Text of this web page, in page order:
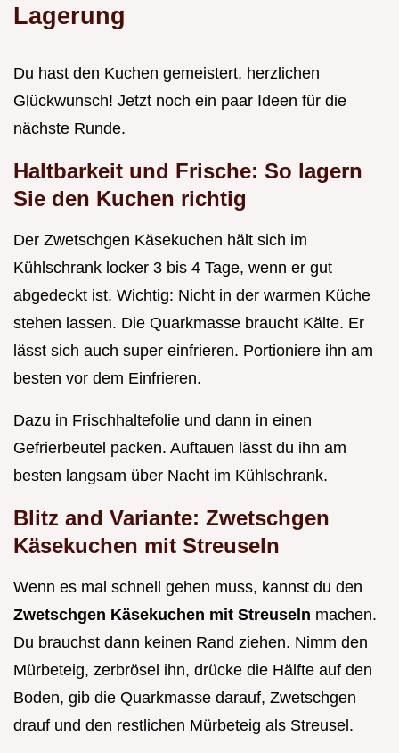
Lagerung
Du hast den Kuchen gemeistert, herzlichen
Glückwunsch! Jetzt noch ein paar Ideen für die
nächste Runde.
Haltbarkeit und Frische: So lagern
Sie den Kuchen richtig
Der Zwetschgen Käsekuchen hält sich im
Kühlschrank locker 3 bis 4 Tage, wenn er gut
abgedeckt ist. Wichtig: Nicht in der warmen Küche
stehen lassen. Die Quarkmasse braucht Kälte. Er
lässt sich auch super einfrieren. Portioniere ihn am
besten vor dem Einfrieren.
Dazu in Frischhaltefolie und dann in einen
Gefrierbeutel packen. Auftauen lässt du ihn am
besten langsam über Nacht im Kühlschrank.
Blitz and Variante: Zwetschgen
Käsekuchen mit Streuseln
Wenn es mal schnell gehen muss, kannst du den
Zwetschgen Käsekuchen mit Streuseln machen.
Du brauchst dann keinen Rand ziehen. Nimm den
Mürbeteig, zerbrösel ihn, drücke die Hälfte auf den
Boden, gib die Quarkmasse darauf, Zwetschgen
drauf und den restlichen Mürbeteig als Streusel.